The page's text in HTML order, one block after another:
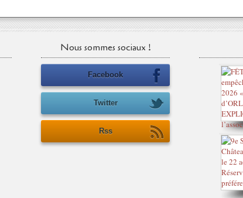
Nous sommes sociaux !
Facebook
Twitter
Rss